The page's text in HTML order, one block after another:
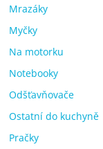
Mrazáky
Myčky
Na motorku
Notebooky
Odšťavňovače
Ostatní do kuchyně
Pračky